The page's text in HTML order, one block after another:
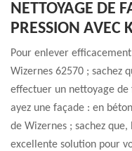
NETTOYAGE DE
PRESSION AVEC
Pour enlever
Wizernes 62570 ; sachez
effectuer un nettoyage de
ayez une façade : en
de Wizernes ; sachez
excellente solution pour